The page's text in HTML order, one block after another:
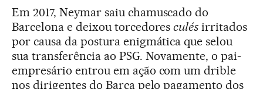
Em 2017, Neymar saiu chamuscado do
Barcelona e deixou torcedoresculés irritados
por causa da postura enigmática que selou
sua transferência ao PSG. Novamente, o pai-
empresário entrou em ação com um drible
nos dirigentes do Barça pelo pagamento dos